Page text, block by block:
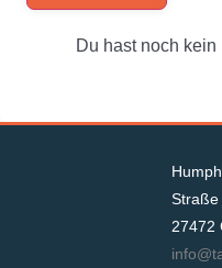
Du hast noch kein
Straße
27472